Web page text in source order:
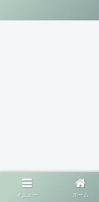
メニュー ホーム